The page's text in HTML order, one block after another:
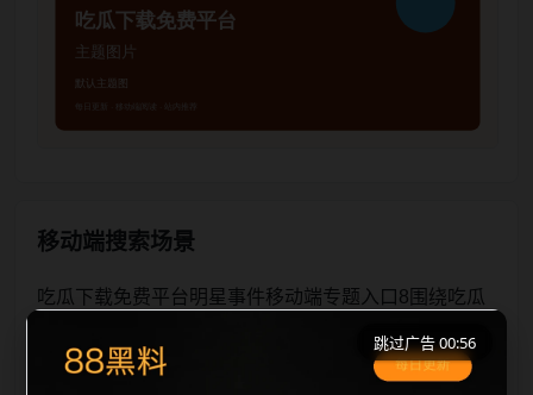
移动端搜索场景
吃瓜下载免费平台明星事件移动端专题入口8围绕吃瓜
惯整理标题、描述、图片和站内推荐。用户进入页面
跳过广告 00:56